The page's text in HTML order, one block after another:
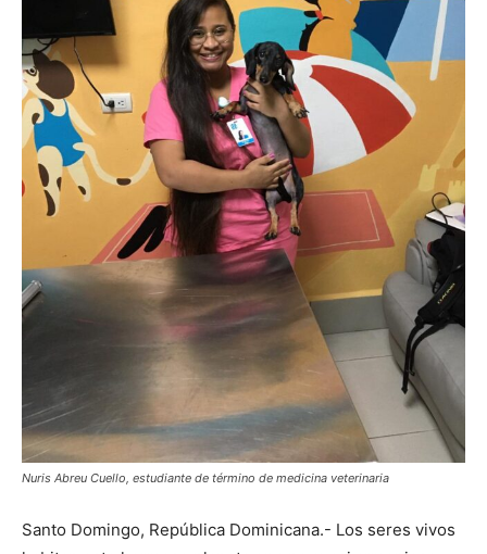
Nuris Abreu Cuello, estudiante de término de medicina veterinaria
Santo Domingo, República Dominicana.- Los seres vivos